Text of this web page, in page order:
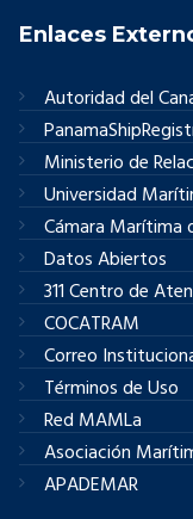
Enlaces
Autoridad del
Ministerio de
Universidad
Cámara Marítima
Datos Abiertos
311 Centro de
COCATRAM
Correo
Términos de Uso
Red MAMLa
Asociación
APADEMAR